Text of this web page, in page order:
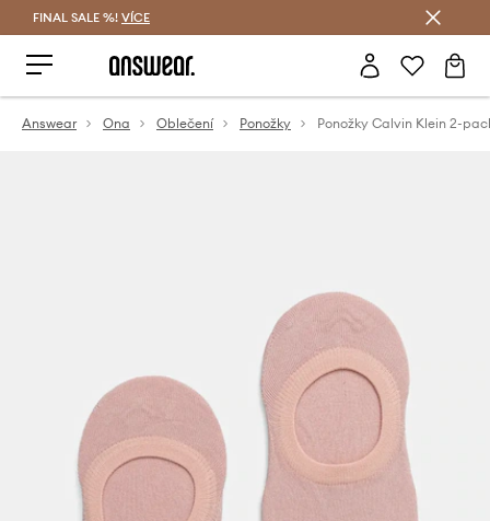
FINAL SALE %! VÍCE
Answear Ona Oblečení Ponožky Ponožky Calvin Klein 2-